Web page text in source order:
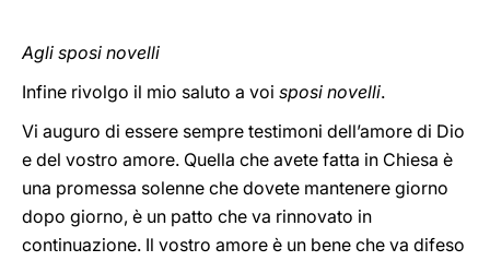
Agli sposi novelli
Infine rivolgo il mio saluto a voi sposi novelli.
Vi auguro di essere sempre testimoni dell’amore di Dio
e del vostro amore. Quella che avete fatta in Chiesa è
una promessa solenne che dovete mantenere giorno
dopo giorno, è un patto che va rinnovato in
continuazione. Il vostro amore è un bene che va difeso